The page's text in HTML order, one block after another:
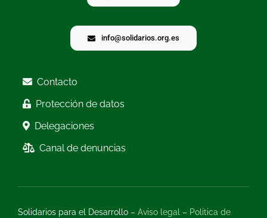
info@solidarios.org.es
Contacto
Protección de datos
Delegaciones
Canal de denuncias
Solidarios para el Desarrollo – Aviso legal – Politica de